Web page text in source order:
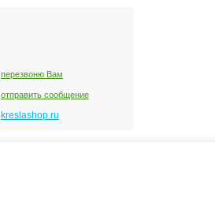
перезвоню Вам
отправить сообщение
kreslashop.ru